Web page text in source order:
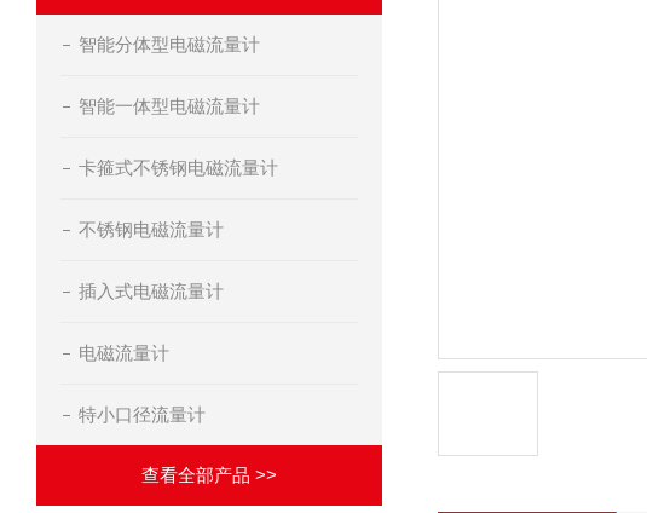
智能分体型电磁流量计
智能一体型电磁流量计
卡箍式不锈钢电磁流量计
不锈钢电磁流量计
插入式电磁流量计
电磁流量计
特小口径流量计
查看全部产品 >>